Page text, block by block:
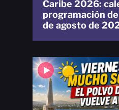
Caribe 2026:
programación
de agosto de